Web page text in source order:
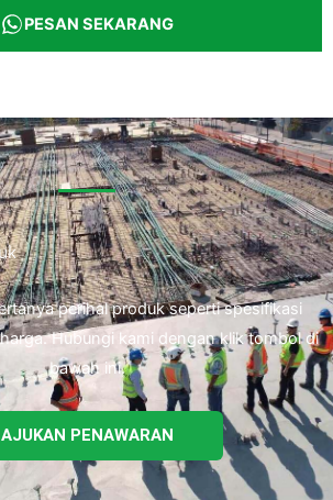
PESAN SEKARANG
perihal produk seperti spesifikasi
Hubungi kami dengan klik tombol di
bawah ini.
AJUKAN PENAWARAN